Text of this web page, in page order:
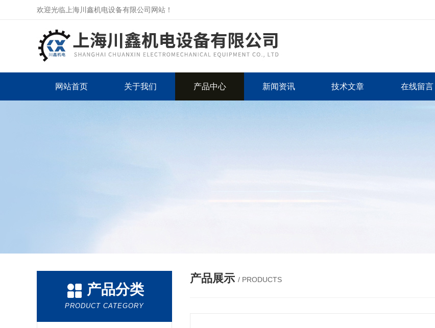
欢迎光临上海川鑫机电设备有限公司网站！
网站首页 关于我们 产品中心 新闻资讯 技术文章 在线留言
产品分类
PRODUCT CATEGORY
产品展示 / PRODUCTS